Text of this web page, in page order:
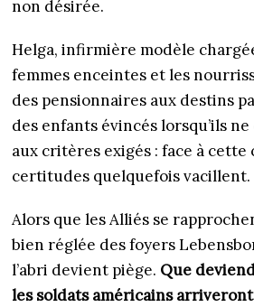
non désirée.
Helga, infirmière modèle
femmes enceintes et les
des pensionnaires aux destins
des enfants évincés lorsqu’ils
aux critères exigés : face à cette
certitudes quelquefois vacillent.
Alors que les Alliés se
bien réglée des foyers
l’abri devient piège. Que
les soldats américains arriveront